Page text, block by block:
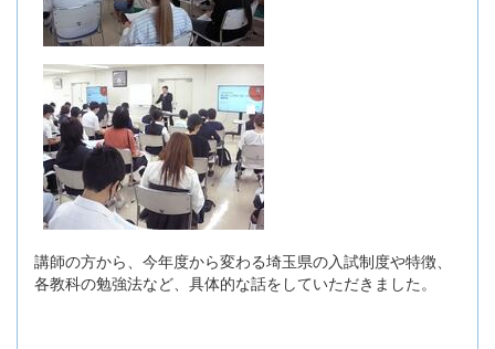
講師の方から、今年度から変わる埼玉県の入試制度や特徴、
各教科の勉強法など、具体的な話をしていただきました。